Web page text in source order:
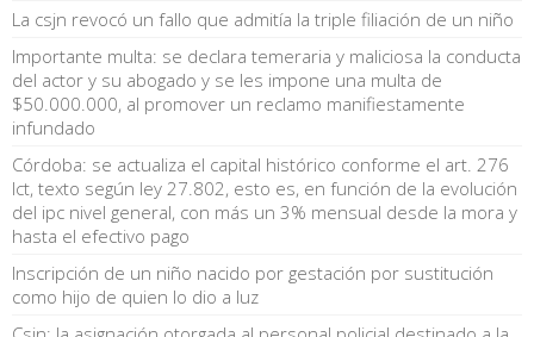
La csjn revocó un fallo que admitía la triple filiación de un niño
Importante multa: se declara temeraria y maliciosa la conducta
del actor y su abogado y se les impone una multa de
$50.000.000, al promover un reclamo manifiestamente
infundado
Córdoba: se actualiza el capital histórico conforme el art. 276
lct, texto según ley 27.802, esto es, en función de la evolución
del ipc nivel general, con más un 3% mensual desde la mora y
hasta el efectivo pago
Inscripción de un niño nacido por gestación por sustitución
como hijo de quien lo dio a luz